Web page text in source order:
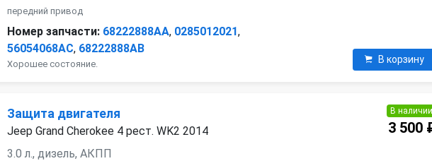
передний привод
Номер запчасти: 68222888AA, 0285012021,
56054068AC, 68222888AB
Хорошее состояние. В корзину
Защита двигателя
Jeep Grand Cherokee 4 рест. WK2 2014
3.0 л., дизель, АКПП
В наличии
3 500